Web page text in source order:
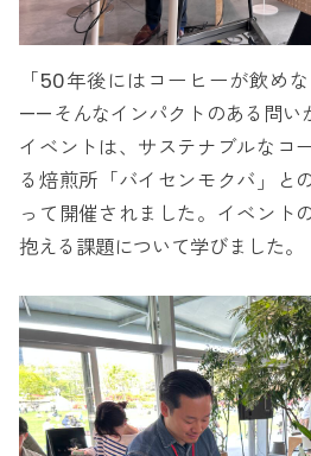
「50年後にはコーヒーが飲め
——そんなインパクトのある問い
イベントは、サステナブルなコ
る焙煎所「バイセンモクバ」と
って開催されました。イベント
抱える課題について学びました。